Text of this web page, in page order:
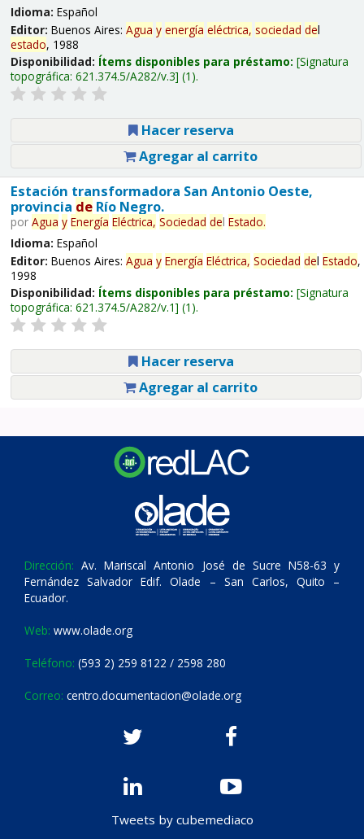
Idioma: Español
Editor: Buenos Aires: Agua y energía eléctrica, sociedad del
estado, 1988
Disponibilidad: Ítems disponibles para préstamo: Signatura
topográfica: 621.374.5/A282/v.3 (1).
Hacer reserva
Agregar al carrito
Estación transformadora San Antonio Oeste,
provincia deRío Negro.
por Agua y Energía Eléctrica, Sociedad del Estado.
Idioma: Español
Editor: Buenos Aires: Agua y Energía Eléctrica, Sociedad del Estado,
1998
Disponibilidad: Ítems disponibles para préstamo: Signatura
topográfica: 621.374.5/A282/v.1 (1).
Hacer reserva
Agregar al carrito
Dirección: Av. Mariscal Antonio José de Sucre N58-63 y
Fernández Salvador Edif. Olade – San Carlos, Quito –
Ecuador.
Web: www.olade.org
Teléfono: (593 2) 259 8122 / 2598 280
Correo: centro.documentacion@olade.org
Tweets by cubemediaco